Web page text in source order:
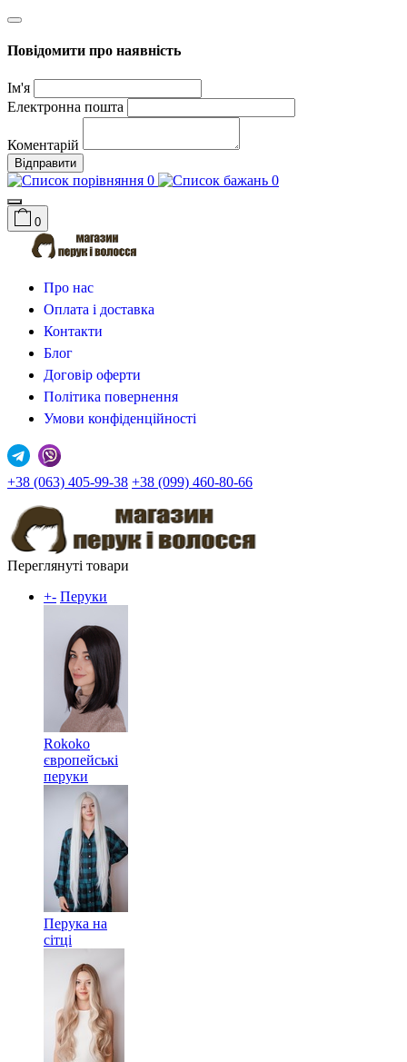
Повідомити про наявність
Ім'я
Електронна пошта
Коментарій
Відправити
0 0
0
Про нас
Оплата і доставка
Контакти
Блог
Договір оферти
Політика повернення
Умови конфіденційності
+38 (063) 405-99-38 +38 (099) 460-80-66
Переглянуті товари
+- Перуки
Rokoko
європейські
перуки
Перука на
сітці